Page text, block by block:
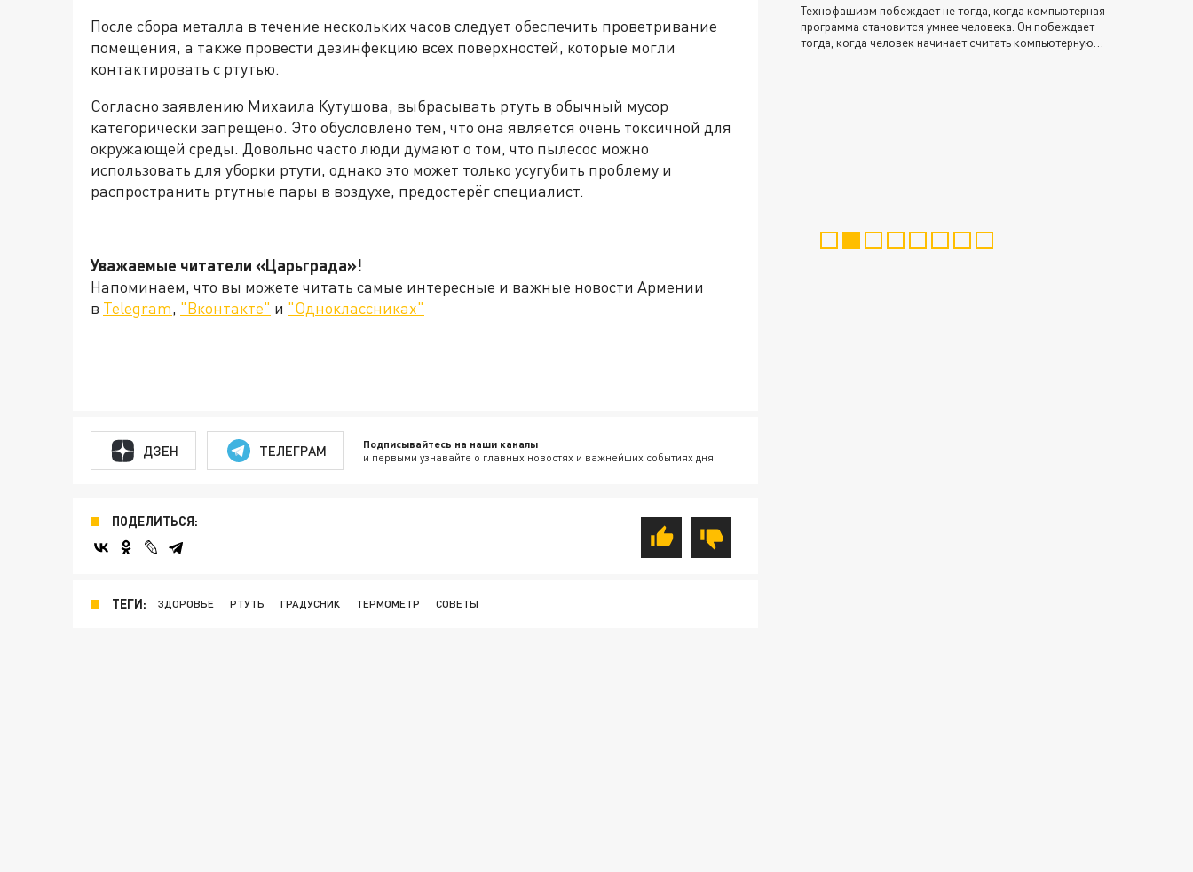
После сбора металла в течение нескольких часов следует обеспечить проветривание
помещения, а также провести дезинфекцию всех поверхностей, которые могли
контактировать с ртутью.
Согласно заявлению Михаила Кутушова, выбрасывать ртуть в обычный мусор
категорически запрещено. Это обусловлено тем, что она является очень токсичной для
окружающей среды. Довольно часто люди думают о том, что пылесос можно
использовать для уборки ртути, однако это может только усугубить проблему и
распространить ртутные пары в воздухе, предостерёг специалист.
Уважаемые читатели «Царьграда»!
Напоминаем, что вы можете читать самые интересные и важные новости Армении
в Telegram, "Вконтакте" и "Одноклассниках"
ДЗЕН ТЕЛЕГРАМ Подписывайтесь на наши каналы
и первыми узнавайте о главных новостях и важнейших событиях дня.
ПОДЕЛИТЬСЯ:
ТЕГИ: ЗДОРОВЬЕ РТУТЬ ГРАДУСНИК ТЕРМОМЕТР СОВЕТЫ
Технофашизм побеждает не тогда, когда компьютерная
программа становится умнее человека. Он побеждает
тогда, когда человек начинает считать компьютерную